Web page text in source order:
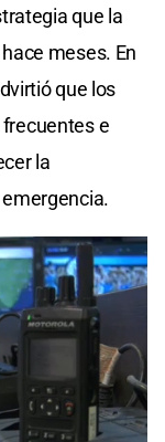
que la
meses. En
que los
e
la